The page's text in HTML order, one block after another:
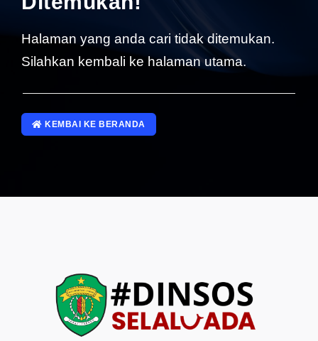
Halaman yang anda cari tidak ditemukan.
Silahkan kembali ke halaman utama.
KEMBAI KE BERANDA